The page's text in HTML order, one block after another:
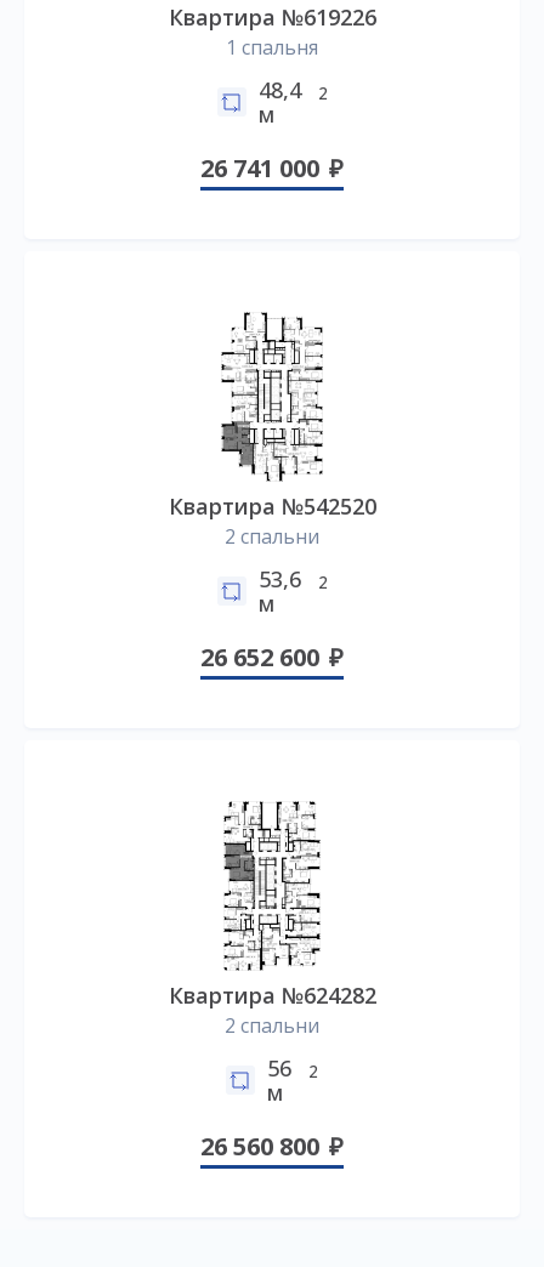
Квартира №619226
1 спальня
48,4
м
2
26 741 000
Квартира №542520
2 спальни
53,6
м
2
26 652 600
Квартира №624282
2 спальни
56
м
2
26 560 800